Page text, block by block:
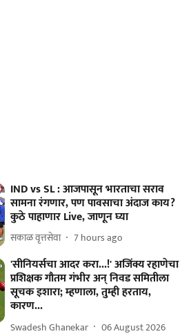
IND vs SL : आजपासून भारताचा सराव
सामना रंगणार, पण पावसाचा अंदाज काय?
कुठे पाहाणार Live, जाणून घ्या
सकाळ वृत्तसेवा 7 hours ago
'सीनियर्सचा आदर करा...!' अजिंक्य रहाणेचा
प्रशिक्षक गौतम गंभीर अन् निवड समितीला
सूचक इशारा; म्हणाला, तुम्ही हरताय,
कारण...
Swadesh Ghanekar 06 August 2026